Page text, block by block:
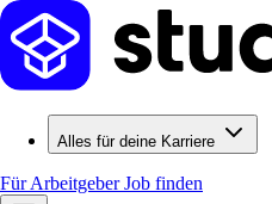
Alles für deine Karriere
Für ArbeitgeberJob finden